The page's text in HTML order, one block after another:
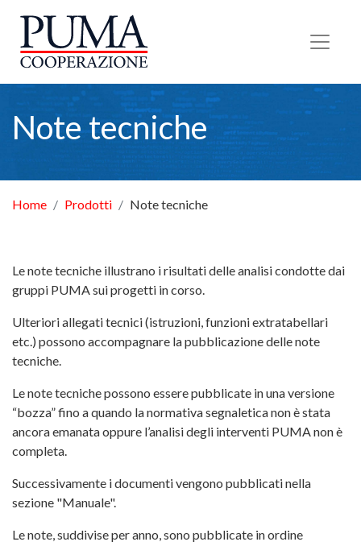
Torna alla Homepage
Note tecniche
Home Prodotti Note tecniche
Le note tecniche illustrano i risultati delle analisi condotte dai
gruppi PUMA sui progetti in corso.
Ulteriori allegati tecnici (istruzioni, funzioni extratabellari
etc.) possono accompagnare la pubblicazione delle note
tecniche.
Le note tecniche possono essere pubblicate in una versione
“bozza” fino a quando la normativa segnaletica non è stata
ancora emanata oppure l’analisi degli interventi PUMA non è
completa.
Successivamente i documenti vengono pubblicati nella
sezione "Manuale".
Le note, suddivise per anno, sono pubblicate in ordine